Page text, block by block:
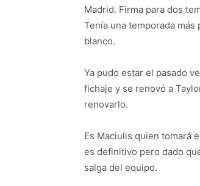
Madrid. Firma para dos
Tenía una temporada
blanco.
Ya pudo estar el pasado
fichaje y se renovó a
renovarlo.
Es Maciulis quien tomará
es definitivo pero dado
salga del equipo.